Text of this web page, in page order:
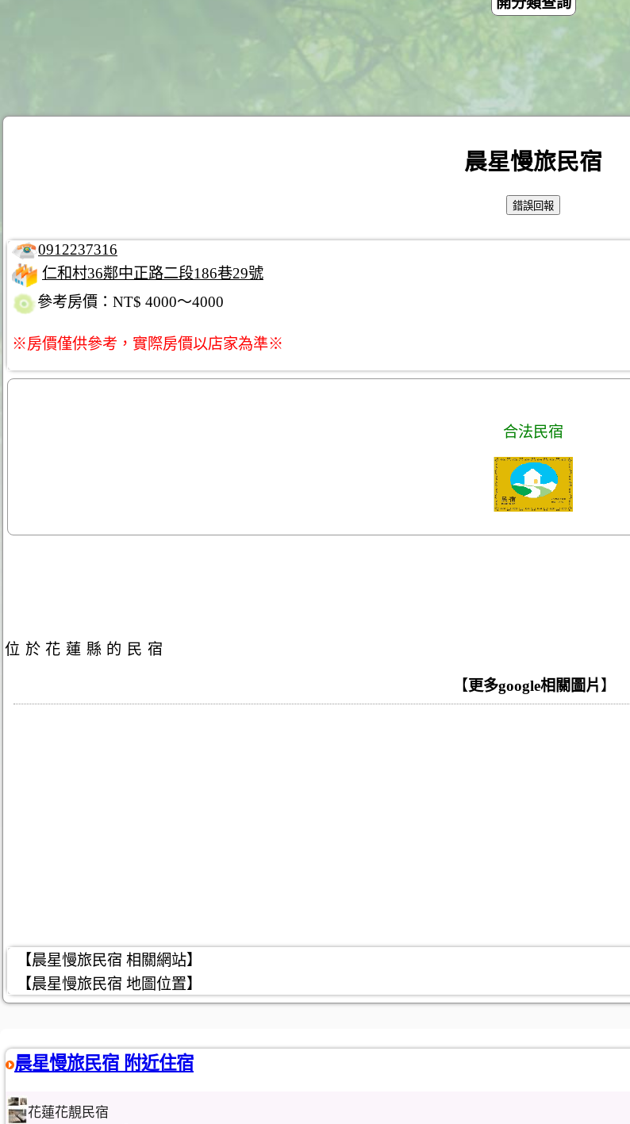
晨星慢旅民宿
0912237316
仁和村36鄰中正路二段186巷29號
參考房價：NT$ 4000～4000
※房價僅供參考，實際房價以店家為準※
合法民宿
位於花蓮縣的民宿
【更多google相關圖片】
【晨星慢旅民宿 相關網站】
【晨星慢旅民宿 地圖位置】
晨星慢旅民宿 附近住宿
花蓮花靚民宿